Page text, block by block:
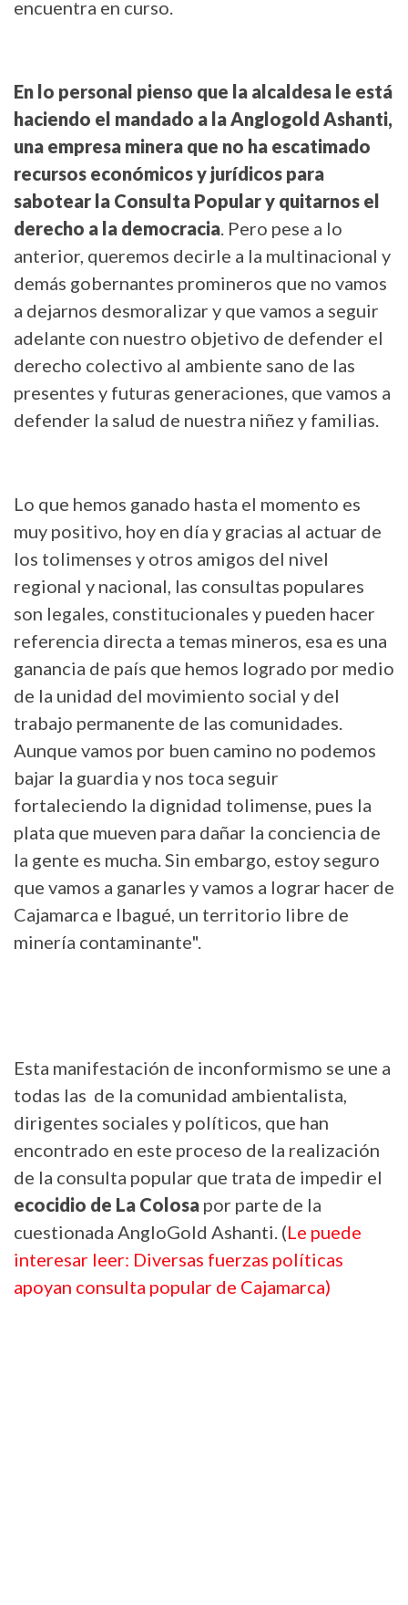
encuentra en curso.
En lo personal pienso que la alcaldesa le está
haciendo el mandado a la Anglogold Ashanti,
una empresa minera que no ha escatimado
recursos económicos y jurídicos para
sabotear la Consulta Popular y quitarnos el
derecho a la democracia. Pero pese a lo
anterior, queremos decirle a la multinacional y
demás gobernantes promineros que no vamos
a dejarnos desmoralizar y que vamos a seguir
adelante con nuestro objetivo de defender el
derecho colectivo al ambiente sano de las
presentes y futuras generaciones, que vamos a
defender la salud de nuestra niñez y familias.
Lo que hemos ganado hasta el momento es
muy positivo, hoy en día y gracias al actuar de
los tolimenses y otros amigos del nivel
regional y nacional, las consultas populares
son legales, constitucionales y pueden hacer
referencia directa a temas mineros, esa es una
ganancia de país que hemos logrado por medio
de la unidad del movimiento social y del
trabajo permanente de las comunidades.
Aunque vamos por buen camino no podemos
bajar la guardia y nos toca seguir
fortaleciendo la dignidad tolimense, pues la
plata que mueven para dañar la conciencia de
la gente es mucha. Sin embargo, estoy seguro
que vamos a ganarles y vamos a lograr hacer de
Cajamarca e Ibagué, un territorio libre de
minería contaminante".
Esta manifestación de inconformismo se une a
todas las de la comunidad ambientalista,
dirigentes sociales y políticos, que han
encontrado en este proceso de la realización
de la consulta popular que trata de impedir el
ecocidio de La Colosa por parte de la
cuestionada AngloGold Ashanti. (Le puede
interesar leer: Diversas fuerzas políticas
apoyan consulta popular de Cajamarca)